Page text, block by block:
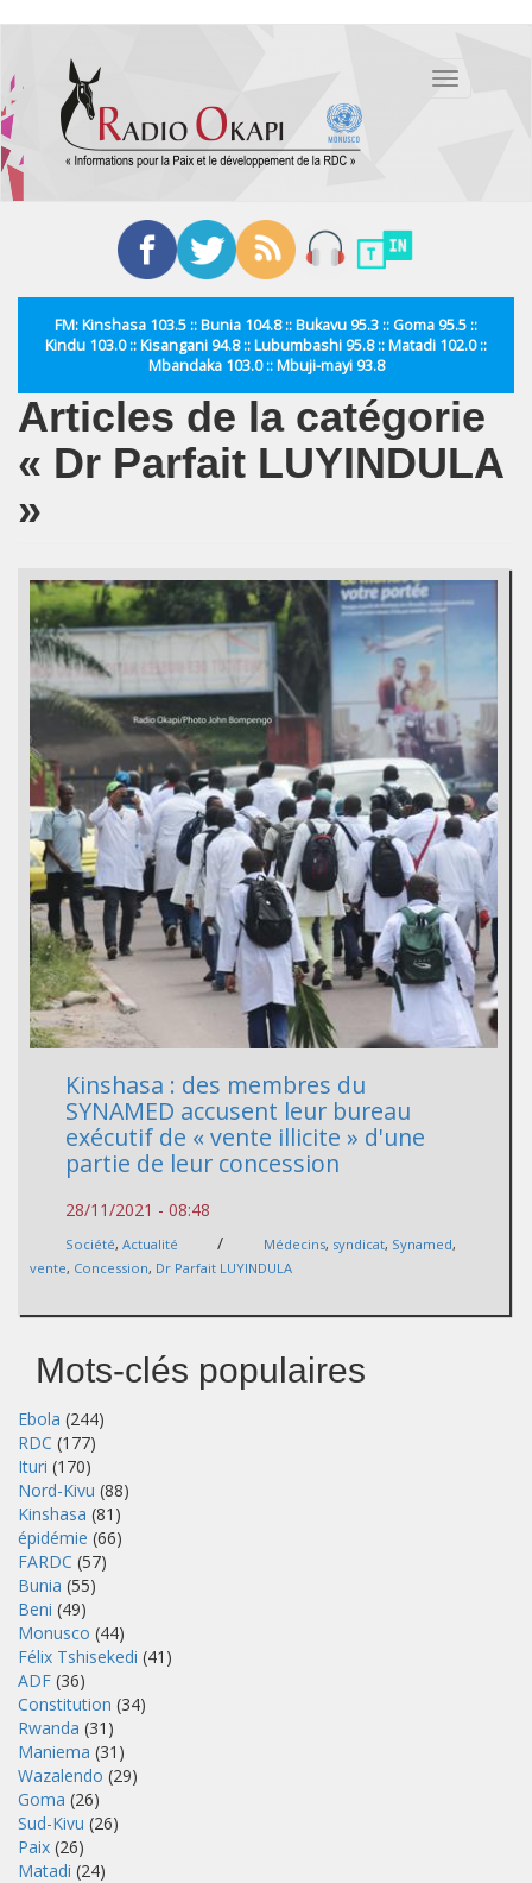
contenu
principal
Toggle
FM: Kinshasa 103.5 :: Bunia 104.8 :: Bukavu 95.3 :: Goma 95.5 ::
Kindu 103.0 :: Kisangani 94.8 :: Lubumbashi 95.8 :: Matadi 102.0 ::
Mbandaka 103.0 :: Mbuji-mayi 93.8
Articles de la catégorie
« Dr Parfait LUYINDULA
»
Kinshasa : des membres du
SYNAMED accusent leur bureau
exécutif de « vente illicite » d'une
partie de leur concession
28/11/2021 - 08:48
Société, Actualité / Médecins, syndicat, Synamed,
vente, Concession, Dr Parfait LUYINDULA
Mots-clés populaires
Ebola (244)
RDC (177)
Ituri (170)
Nord-Kivu (88)
Kinshasa (81)
épidémie (66)
FARDC (57)
Bunia (55)
Beni (49)
Monusco (44)
Félix Tshisekedi (41)
ADF (36)
Constitution (34)
Rwanda (31)
Maniema (31)
Wazalendo (29)
Goma (26)
Sud-Kivu (26)
Paix (26)
Matadi (24)